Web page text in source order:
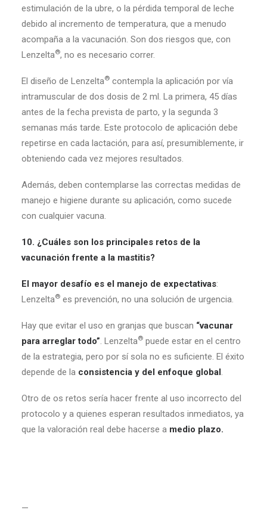
estimulación de la ubre, o la pérdida temporal de leche
debido al incremento de temperatura, que a menudo
acompaña a la vacunación. Son dos riesgos que, con
Lenzelta®, no es necesario correr.
El diseño de Lenzelta® contempla la aplicación por vía
intramuscular de dos dosis de 2 ml. La primera, 45 días
antes de la fecha prevista de parto, y la segunda 3
semanas más tarde. Este protocolo de aplicación debe
repetirse en cada lactación, para así, presumiblemente, ir
obteniendo cada vez mejores resultados.
Además, deben contemplarse las correctas medidas de
manejo e higiene durante su aplicación, como sucede
con cualquier vacuna.
10. ¿Cuáles son los principales retos de la
vacunación frente a la mastitis?
El mayor desafío es el manejo de expectativas:
Lenzelta® es prevención, no una solución de urgencia.
Hay que evitar el uso en granjas que buscan “vacunar
para arreglar todo”. Lenzelta® puede estar en el centro
de la estrategia, pero por sí sola no es suficiente. El éxito
depende de la consistencia y del enfoque global.
Otro de os retos sería hacer frente al uso incorrecto del
protocolo y a quienes esperan resultados inmediatos, ya
que la valoración real debe hacerse a medio plazo.
—